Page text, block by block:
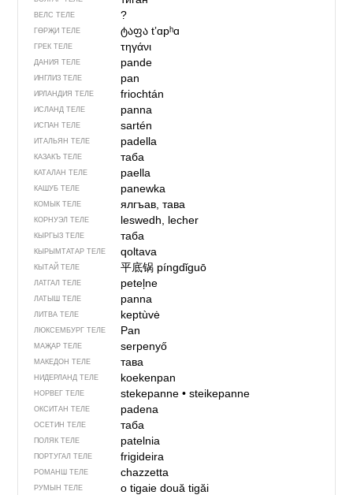
ВЕЛС ТЕЛЕ ?
ГӨРҖИ ТЕЛЕ ტაფაtʼɑpʰɑ
ГРЕК ТЕЛЕ τηγάνι
ДАНИЯ ТЕЛЕ pande
ИНГЛИЗ ТЕЛЕ pan
ИРЛАНДИЯ ТЕЛЕ friochtán
ИСЛАНД ТЕЛЕ panna
ИСПАН ТЕЛЕ sartén
ИТАЛЬЯН ТЕЛЕ padella
КАЗАКЪ ТЕЛЕ таба
КАТАЛАН ТЕЛЕ paella
КАШУБ ТЕЛЕ panewka
КОМЫК ТЕЛЕ ялгъав, тава
КОРНУЭЛ ТЕЛЕ leswedh, lecher
КЫРГЫЗ ТЕЛЕ таба
КЫРЫМТАТАР ТЕЛЕ qoltava
КЫТАЙ ТЕЛЕ 平底锅 píngdǐguō
ЛАТГАЛ ТЕЛЕ peteļne
ЛАТЫШ ТЕЛЕ panna
ЛИТВА ТЕЛЕ keptùvė
ЛЮКСЕМБУРГ ТЕЛЕ Pan
МАҖАР ТЕЛЕ serpenyő
МАКЕДОН ТЕЛЕ тава
НИДЕРЛАНД ТЕЛЕ koekenpan
НОРВЕГ ТЕЛЕ stekepanne• steikepanne
ОКСИТАН ТЕЛЕ padena
ОСЕТИН ТЕЛЕ таба
ПОЛЯК ТЕЛЕ patelnia
ПОРТУГАЛ ТЕЛЕ frigideira
РОМАНШ ТЕЛЕ chazzetta
РУМЫН ТЕЛЕ o tigaiedouă tigăi